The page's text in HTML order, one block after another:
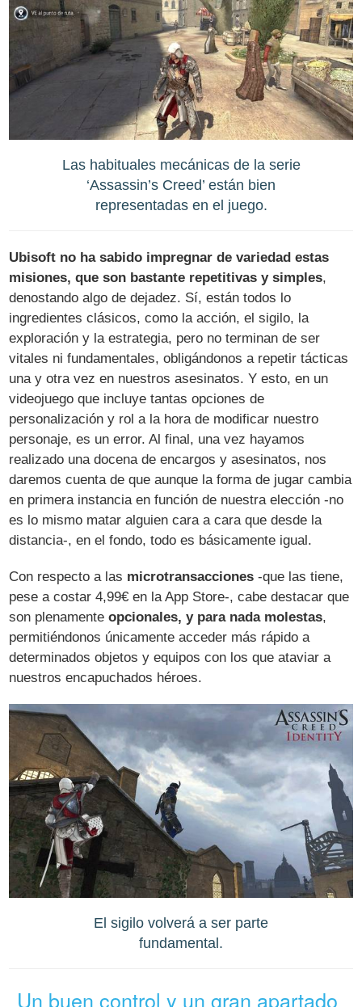
Las habituales mecánicas de la serie
‘Assassin’s Creed’ están bien
representadas en el juego.
Ubisoft no ha sabido impregnar de variedad estas
misiones, que son bastante repetitivas y simples,
denostando algo de dejadez. Sí, están todos lo
ingredientes clásicos, como la acción, el sigilo, la
exploración y la estrategia, pero no terminan de ser
vitales ni fundamentales, obligándonos a repetir tácticas
una y otra vez en nuestros asesinatos. Y esto, en un
videojuego que incluye tantas opciones de
personalización y rol a la hora de modificar nuestro
personaje, es un error. Al final, una vez hayamos
realizado una docena de encargos y asesinatos, nos
daremos cuenta de que aunque la forma de jugar cambia
en primera instancia en función de nuestra elección -no
es lo mismo matar alguien cara a cara que desde la
distancia-, en el fondo, todo es básicamente igual.
Con respecto a las microtransacciones -que las tiene,
pese a costar 4,99€ en la App Store-, cabe destacar que
son plenamenteopcionales, y para nada molestas,
permitiéndonos únicamente acceder más rápido a
determinados objetos y equipos con los que ataviar a
nuestros encapuchados héroes.
El sigilo volverá a ser parte
fundamental.
Un buen control y un gran apartado